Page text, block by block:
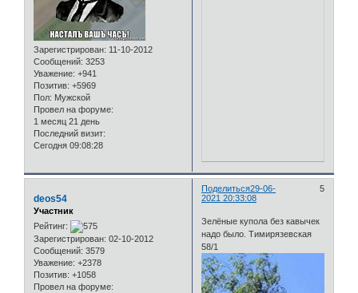
Зарегистрирован: 11-10-2012
Сообщений: 3253
Уважение: +941
Позитив: +5969
Пол: Мужской
Провел на форуме:
1 месяц 21 день
Последний визит:
Сегодня 09:08:28
Поделиться 5
29-06-
2021 20:33:08
deos54
Участник
Рейтинг:
Зарегистрирован: 02-10-2012
Сообщений: 3579
Уважение: +2378
Позитив: +1058
Провел на форуме:
Зелёные купола без кавычек
надо было. Тимирязевская
58/1